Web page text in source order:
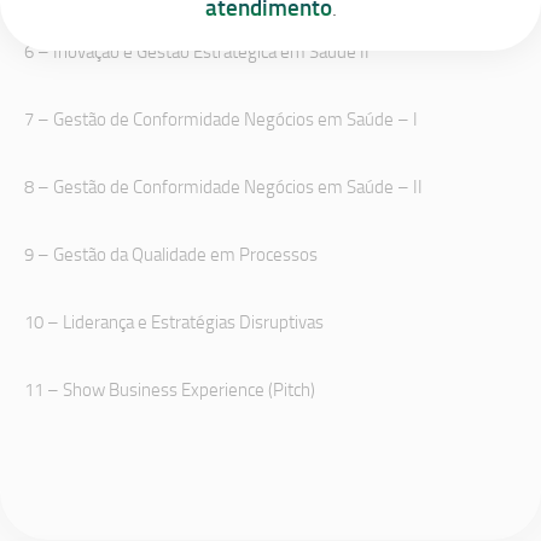
atendimento.
6 – Inovação e Gestão Estratégica em Saúde II
7 – Gestão de Conformidade Negócios em Saúde – I
8 – Gestão de Conformidade Negócios em Saúde – II
9 – Gestão da Qualidade em Processos
10 – Liderança e Estratégias Disruptivas
11 – Show Business Experience (Pitch)